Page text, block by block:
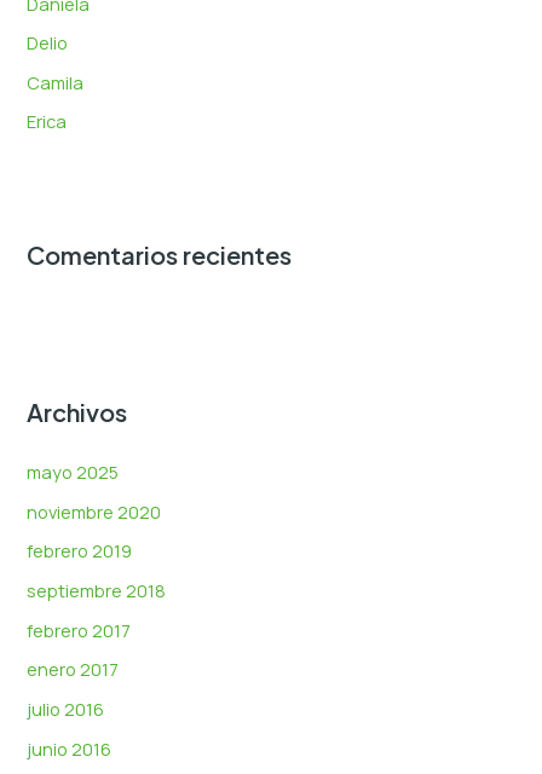
o
r
:
Delio
Camila
Erica
Comentarios recientes
Archivos
mayo 2025
noviembre 2020
febrero 2019
septiembre 2018
febrero 2017
enero 2017
julio 2016
junio 2016